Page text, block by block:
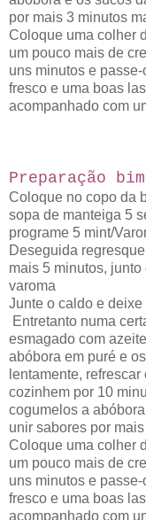
por mais 3 minutos
Coloque uma colher
um pouco mais de
uns minutos e
fresco e uma boas
acompanhado com
Preparação
Coloque no copo da
sopa de manteiga 5
programe 5 mint/
Deseguida
mais 5 minutos,
varoma
Junte o caldo e
Entretanto numa
esmagado com
abóbora em puré e
lentamente,
cozinhem por 10
cogumelos a
unir sabores por
Coloque uma colher
um pouco mais de
uns minutos e
fresco e uma boas
acompanhado com